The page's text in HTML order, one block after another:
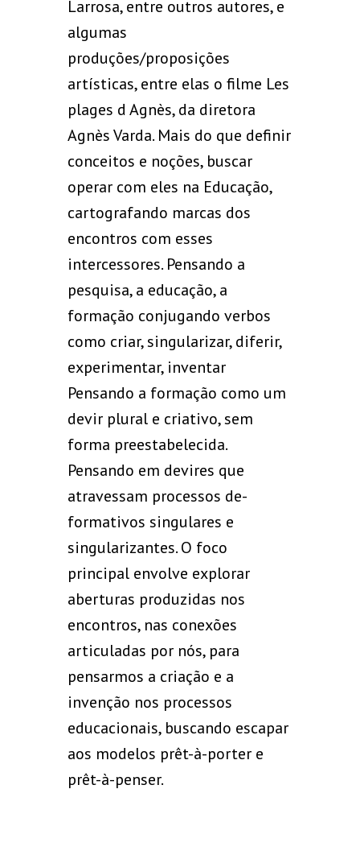
Larrosa, entre outros autores, e
algumas
produções/proposições
artísticas, entre elas o filme Les
plages d Agnès, da diretora
Agnès Varda. Mais do que definir
conceitos e noções, buscar
operar com eles na Educação,
cartografando marcas dos
encontros com esses
intercessores. Pensando a
pesquisa, a educação, a
formação conjugando verbos
como criar, singularizar, diferir,
experimentar, inventar
Pensando a formação como um
devir plural e criativo, sem
forma preestabelecida.
Pensando em devires que
atravessam processos de-
formativos singulares e
singularizantes. O foco
principal envolve explorar
aberturas produzidas nos
encontros, nas conexões
articuladas por nós, para
pensarmos a criação e a
invenção nos processos
educacionais, buscando escapar
aos modelos prêt-à-porter e
prêt-à-penser.